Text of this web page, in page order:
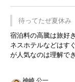
待ってたぜ夏休
宿泊料の高騰は旅好
ネスホテルなどはす
が人気なのは理解で
をした時は、移動は
用してホテル代を浮
神崎 公一